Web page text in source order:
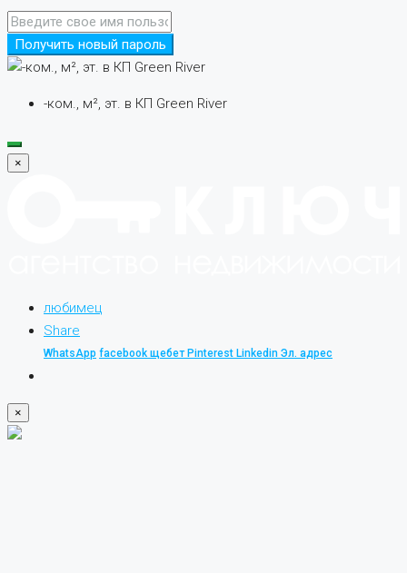
Получить новый пароль
-ком., м², эт. в КП Green River
×
любимец
Share
WhatsApp facebook щебетPinterest Linkedin Эл. адрес
×